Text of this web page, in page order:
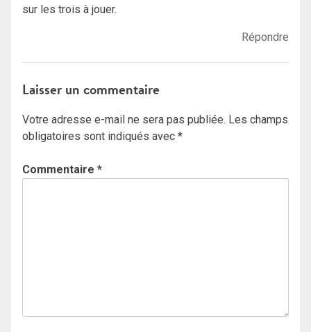
sur les trois à jouer.
Répondre
Laisser un commentaire
Votre adresse e-mail ne sera pas publiée. Les champs
obligatoires sont indiqués avec *
Commentaire *